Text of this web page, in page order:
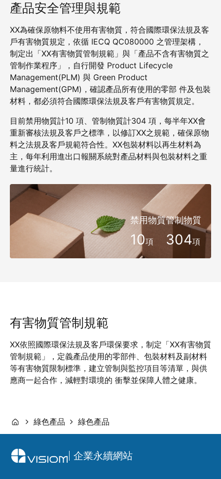
產品安全管理與規範
XX為確保原物料不使用有害物質，符合國際環保法規及客
戶有害物質規定，依循 IECQ QC080000 之管理架構，
制定出「XX有害物質管制規範」與「產品不含有害物質之
管制作業程序」，自行開發 Product Lifecycle
Management(PLM) 與 Green Product
Management(GPM)，確認產品所有使用的零部 件及包裝
材料，都必須符合國際環保法規及客戶有害物質規定。
目前禁用物質計10 項、管制物質計304 項，每半年XX會
重新審核法規及客戶之標準，以修訂XX之規範，確保原物
料之法規及客戶規範符合性。XX包裝材料以再生材料為
主，每年利用進出口報關系統對產品材料與包裝材料之重
量進行統計。
禁用物質
10項
管制物質
304項
有害物質管制規範
XX依照國際環保法規及客戶環保要求，制定「XX有害物質
管制規範」，定義產品使用的零部件、包裝材料及副材料
等有害物質限制標準，建立管制與監控項目等清單，與供
應商一起合作，減輕對環境的 衝擊並保障人體之健康。
綠色產品 綠色產品
企業永續網站